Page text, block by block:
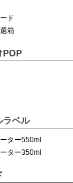
ド
箱
POP
ラベル
ター550ml
ター350ml